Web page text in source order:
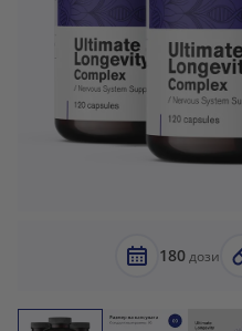
180дози